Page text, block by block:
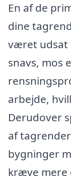
En af de
dine
været udsat
snavs, mos
arbejde,
Derudover
af
bygninger
kræve mere